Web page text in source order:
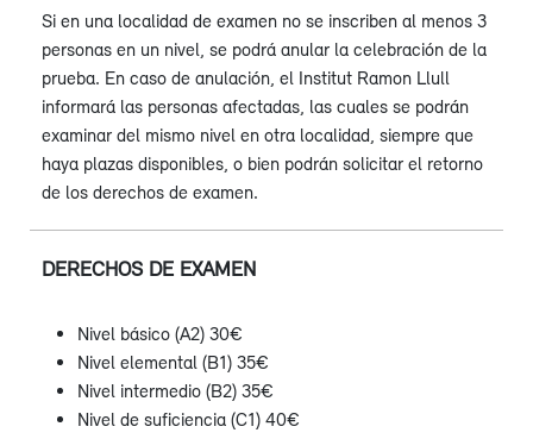
Si en una localidad de examen no se inscriben al menos 3
personas en un nivel, se podrá anular la celebración de la
prueba. En caso de anulación, el Institut Ramon Llull
informará las personas afectadas, las cuales se podrán
examinar del mismo nivel en otra localidad, siempre que
haya plazas disponibles, o bien podrán solicitar el retorno
de los derechos de examen.
DERECHOS DE EXAMEN
Nivel básico (A2) 30€
Nivel elemental (B1) 35€
Nivel intermedio (B2) 35€
Nivel de suficiencia (C1) 40€